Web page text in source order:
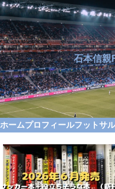
石本信
ホームプロフィールフットサ